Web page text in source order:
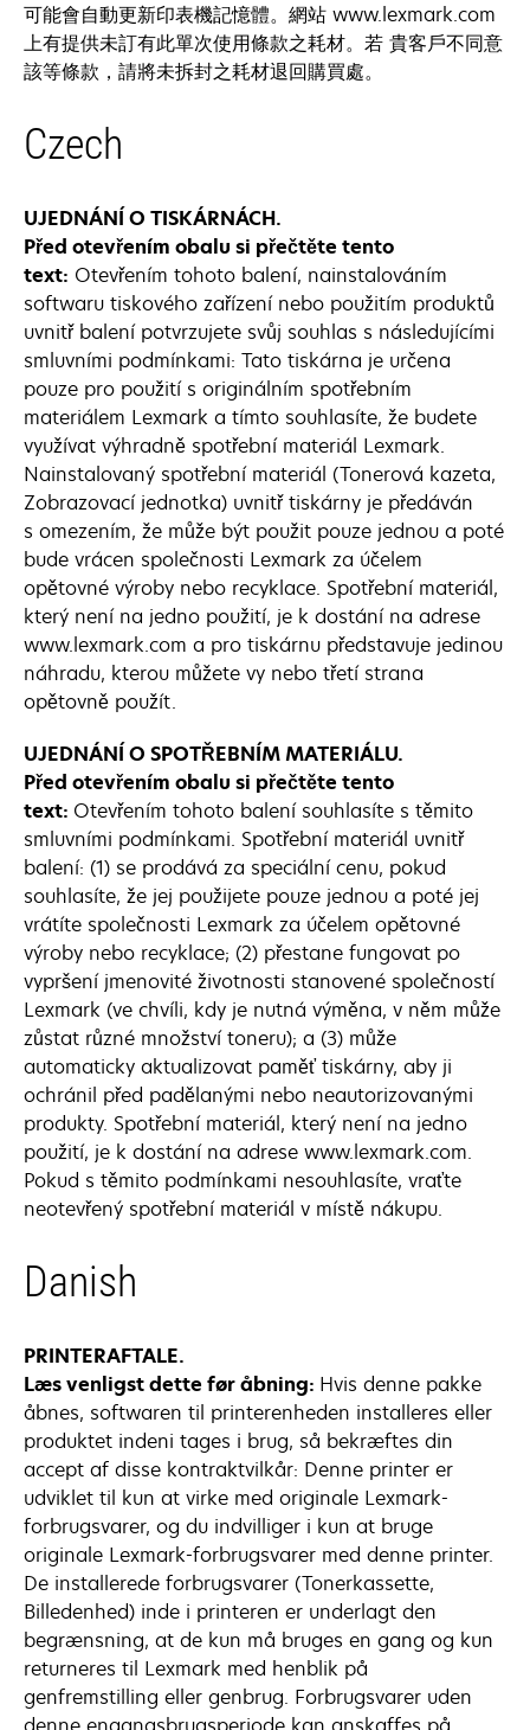
可能會自動更新印表機記憶體。網站 www.lexmark.com
上有提供未訂有此單次使用條款之耗材。若 貴客戶不同意
該等條款，請將未拆封之耗材退回購買處。
Czech
UJEDNÁNÍ O TISKÁRNÁCH.
Před otevřením obalu si přečtěte tento
text: Otevřením tohoto balení, nainstalováním
softwaru tiskového zařízení nebo použitím produktů
uvnitř balení potvrzujete svůj souhlas s následujícími
smluvními podmínkami: Tato tiskárna je určena
pouze pro použití s originálním spotřebním
materiálem Lexmark a tímto souhlasíte, že budete
využívat výhradně spotřební materiál Lexmark.
Nainstalovaný spotřební materiál (Tonerová kazeta,
Zobrazovací jednotka) uvnitř tiskárny je předáván
s omezením, že může být použit pouze jednou a poté
bude vrácen společnosti Lexmark za účelem
opětovné výroby nebo recyklace. Spotřební materiál,
který není na jedno použití, je k dostání na adrese
www.lexmark.com a pro tiskárnu představuje jedinou
náhradu, kterou můžete vy nebo třetí strana
opětovně použít.
UJEDNÁNÍ O SPOTŘEBNÍM MATERIÁLU.
Před otevřením obalu si přečtěte tento
text: Otevřením tohoto balení souhlasíte s těmito
smluvními podmínkami. Spotřební materiál uvnitř
balení: (1) se prodává za speciální cenu, pokud
souhlasíte, že jej použijete pouze jednou a poté jej
vrátíte společnosti Lexmark za účelem opětovné
výroby nebo recyklace; (2) přestane fungovat po
vypršení jmenovité životnosti stanovené společností
Lexmark (ve chvíli, kdy je nutná výměna, v něm může
zůstat různé množství toneru); a (3) může
automaticky aktualizovat paměť tiskárny, aby ji
ochránil před padělanými nebo neautorizovanými
produkty. Spotřební materiál, který není na jedno
použití, je k dostání na adrese www.lexmark.com.
Pokud s těmito podmínkami nesouhlasíte, vraťte
neotevřený spotřební materiál v místě nákupu.
Danish
PRINTERAFTALE.
Læs venligst dette før åbning: Hvis denne pakke
åbnes, softwaren til printerenheden installeres eller
produktet indeni tages i brug, så bekræftes din
accept af disse kontraktvilkår: Denne printer er
udviklet til kun at virke med originale Lexmark-
forbrugsvarer, og du indvilliger i kun at bruge
originale Lexmark-forbrugsvarer med denne printer.
De installerede forbrugsvarer (Tonerkassette,
Billedenhed) inde i printeren er underlagt den
begrænsning, at de kun må bruges en gang og kun
returneres til Lexmark med henblik på
genfremstilling eller genbrug. Forbrugsvarer uden